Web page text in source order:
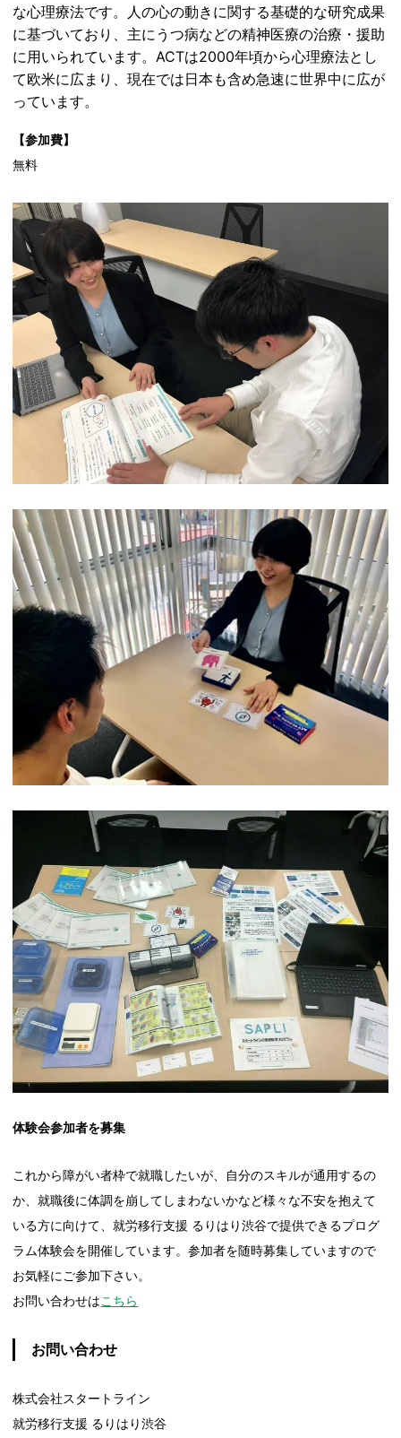
な心理療法です。人の心の動きに関する基礎的な研究成果
に基づいており、主にうつ病などの精神医療の治療・援助
に用いられています。ACTは2000年頃から心理療法とし
て欧米に広まり、現在では日本も含め急速に世界中に広が
っています。
【参加費】
無料
体験会参加者を募集
これから障がい者枠で就職したいが、自分のスキルが通用するの
か、就職後に体調を崩してしまわないかなど様々な不安を抱えて
いる方に向けて、就労移行支援 るりはり渋谷で提供できるプログ
ラム体験会を開催しています。参加者を随時募集していますので
お気軽にご参加下さい。
お問い合わせはこちら
お問い合わせ
株式会社スタートライン
就労移行支援 るりはり渋谷